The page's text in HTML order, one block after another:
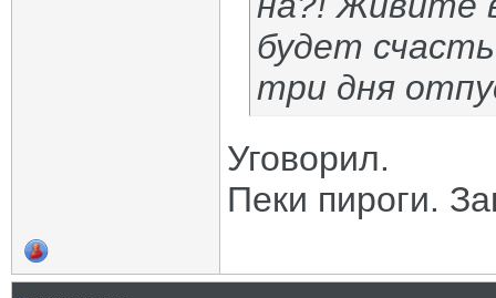
будет
три дня
Уговорил.
Пеки пироги.